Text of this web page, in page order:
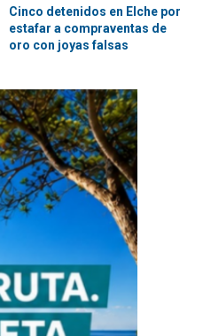
Cinco detenidos en Elche por
estafar a compraventas de
oro con joyas falsas